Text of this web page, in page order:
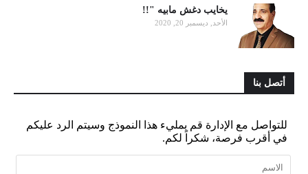
يخايب دغش مابيه "!!
الأحد, ديسمبر 20, 2020
أتصل بنا
للتواصل مع الإدارة قم بمليء هذا النموذج وسيتم الرد عليكم
في أقرب فرصة، شكراً لكم.